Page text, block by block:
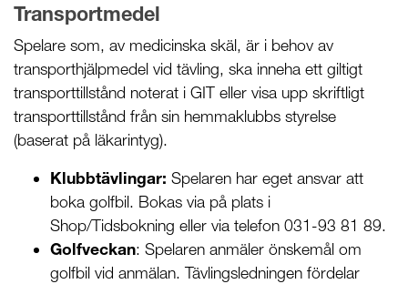
Transportmedel
Spelare som, av medicinska skäl, är i behov av
transporthjälpmedel vid tävling, ska inneha ett giltigt
transporttillstånd noterat i GIT eller visa upp skriftligt
transporttillstånd från sin hemmaklubbs styrelse
(baserat på läkarintyg).
Klubbtävlingar: Spelaren har eget ansvar att
boka golfbil. Bokas via på plats i
Shop/Tidsbokning eller via telefon 031-93 81 89.
Golfveckan: Spelaren anmäler önskemål om
golfbil vid anmälan. Tävlingsledningen fördelar